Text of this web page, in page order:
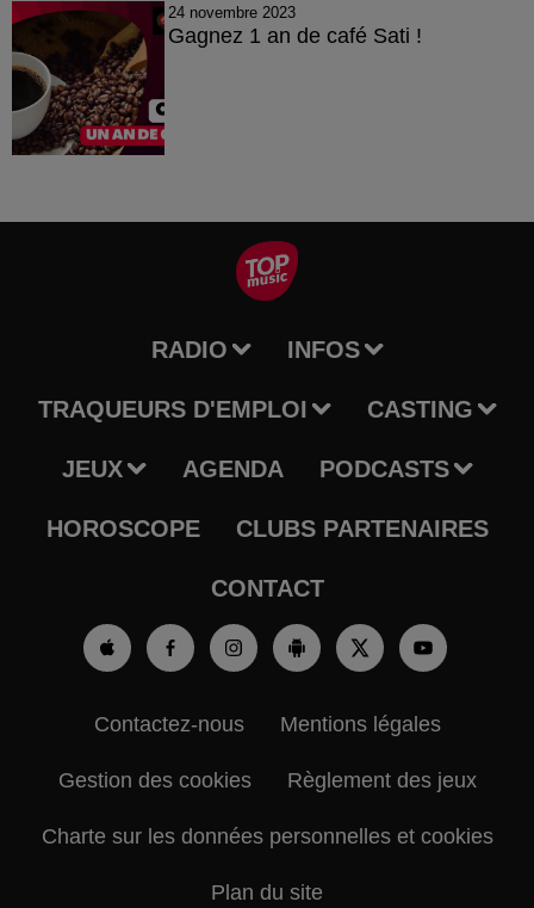
24 novembre 2023
Gagnez 1 an de café Sati !
RADIO INFOS
TRAQUEURS D'EMPLOI CASTING
JEUX AGENDA PODCASTS
HOROSCOPE CLUBS PARTENAIRES
CONTACT
Contactez-nous Mentions légales
Gestion des cookies Règlement des jeux
Charte sur les données personnelles et cookies
Plan du site